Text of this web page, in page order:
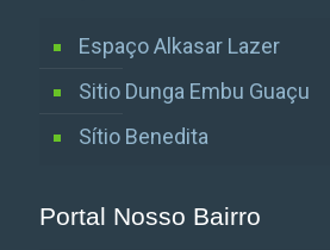
Espaço Alkasar Lazer
Sitio Dunga Embu Guaçu
Sítio Benedita
Portal Nosso Bairro